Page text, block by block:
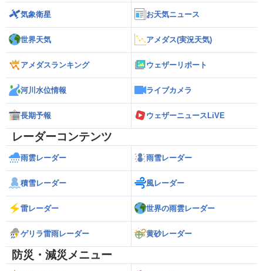
気象衛星 お天気ニュース
世界天気 アメダス(実況天気)
アメダスランキング ウェザーリポート
河川水位情報 ライブカメラ
長期予報 ウェザーニュースLiVE
レーダーコンテンツ
雨雲レーダー 雨雪レーダー
積雪レーダー 風レーダー
雷レーダー 世界の雨雲レーダー
ゲリラ雷雨レーダー 黄砂レーダー
防災・減災メニュー